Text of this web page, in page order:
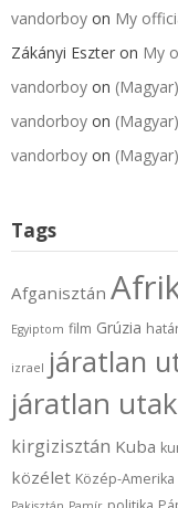
vandorboy on My
Zákányi Eszter on My
vandorboy on
vandorboy on
vandorboy on
Tags
Afganisztán
Egyiptom film Grúzia
izrael járatlan
járatlan
kirgizisztán Kuba
közélet Közép-Amerika